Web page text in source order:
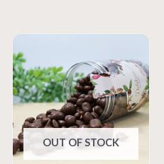
OUT OF STOCK